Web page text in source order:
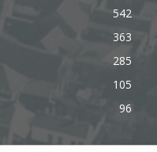
542
363
285
105
96